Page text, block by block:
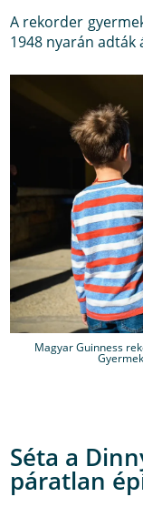
A rekorder
1948 nyarán adták
Magyar Guinness
Séta a
páratlan